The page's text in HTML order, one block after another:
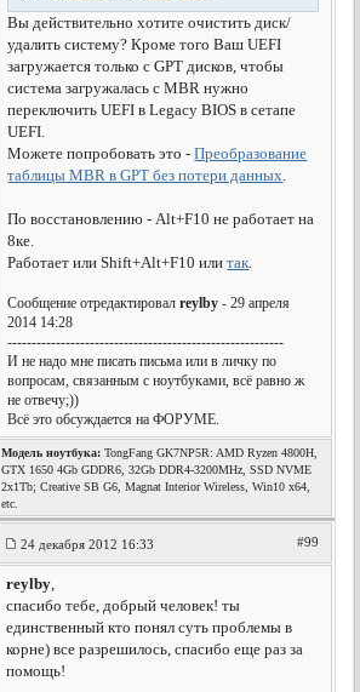
Вы действительно хотите очистить диск/
удалить систему? Кроме того Ваш UEFI
загружается только с GPT дисков, чтобы
система загружалась с MBR нужно
переключить UEFI в Legacy BIOS в сетапе
UEFI.
Можете попробовать это -Преобразование
таблицы MBR в GPT без потери данных.
По восстановлению - Alt+F10 не работает на
8ке.
Работает или Shift+Alt+F10 илитак.
Сообщение отредактировалreylby - 29 апреля
2014 14:28
---------------------------------------------------------
И не надо мне писать письма или в личку по
вопросам, связанным с ноутбуками, всё равно ж
не отвечу;))
Всё это обсуждается на ФОРУМЕ.
Модель ноутбука: TongFang GK7NP5R: AMD Ryzen 4800H,
GTX 1650 4Gb GDDR6, 32Gb DDR4-3200MHz, SSD NVME
2x1Tb; Creative SB G6, Magnat Interior Wireless, Win10 x64,
etc.
24 декабря 2012 16:33 #99
reylby,
спасибо тебе, добрый человек! ты
единственный кто понял суть проблемы в
корне) все разрешилось, спасибо еще раз за
помощь!